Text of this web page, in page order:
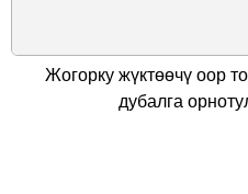
Жогорку жүктөөчү оор
дубалга